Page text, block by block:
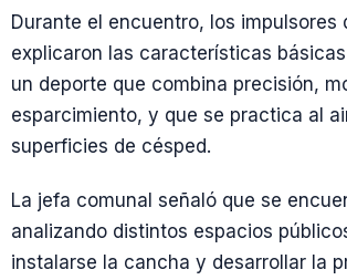
Durante el encuentro, los impulsores
explicaron las características
un deporte que combina precisión,
esparcimiento, y que se practica al
superficies de césped.
La jefa comunal señaló que se
analizando distintos espacios
instalarse la cancha y desarrollar la